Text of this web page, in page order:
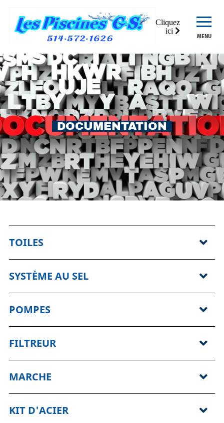
Cliquez
ici
DOCUMENTATION
MENU
TOILES
SYSTÈME AU SEL
POMPES
FILTREUR
MARCHE
KIT D'ACIER